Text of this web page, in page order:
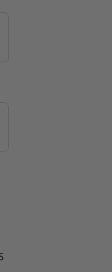
Helvetica für einen
zum Endformat:
richtig an?